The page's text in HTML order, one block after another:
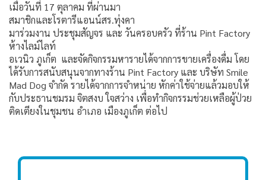
เมื่อวันที่ 17 ตุลาคม ที่ผ่านมา
สมาชิกและโรตารีแอนน์สร.ทุ่งคา
มาร่วมงาน ประชุมสัญจร และ วันครอบครัว ที่ร้าน Pint Factory
ห้างไลม์ไลท์
อเวนิว ภูเก็ต และจัดกิจกรรมหารายได้จากการขายเครื่องดื่ม โดย
ได้รับการสนับสนุนจากทางร้าน Pint Factory และ บริษัท Smile
Mad Dog จำกัด รายได้จากการจำหน่าย หักค่าใช้จ่ายแล้วมอบให้
กับประธานชมรม จิตสงบ ใจสว่าง เพื่อทำกิจกรรมช่วยเหลือผู้ป่วย
ติดเตียงในชุมชน อำเภอ เมืองภูเก็ต ต่อไป